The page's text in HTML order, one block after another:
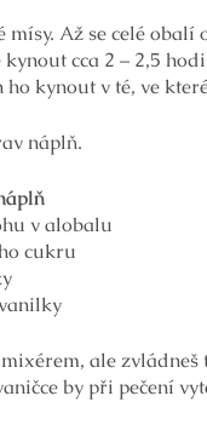
Až se celé obalí
cca 2 – 2,5
kynout v té, ve
náplň.
v alobalu
cukru
ale
by při pečení